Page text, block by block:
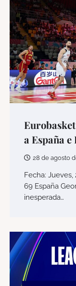
a España
28 de agosto
Fecha:
69 España
inesperada…